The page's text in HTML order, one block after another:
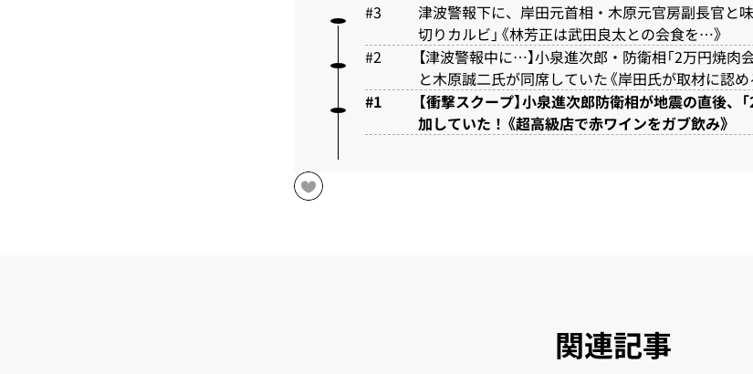
津波警報下に、岸田元首相・木原元官房副長官と
切りカルビ」《林芳正は武田良太との会食を…》
【津波警報中に…】小泉進次郎・防衛相「2万円焼肉
と木原誠二氏が同席していた《岸田氏が取材に認め
【衝撃スクープ】小泉進次郎防衛相が地震の直後、
加していた！《超高級店で赤ワインをガブ飲み》
関連記事